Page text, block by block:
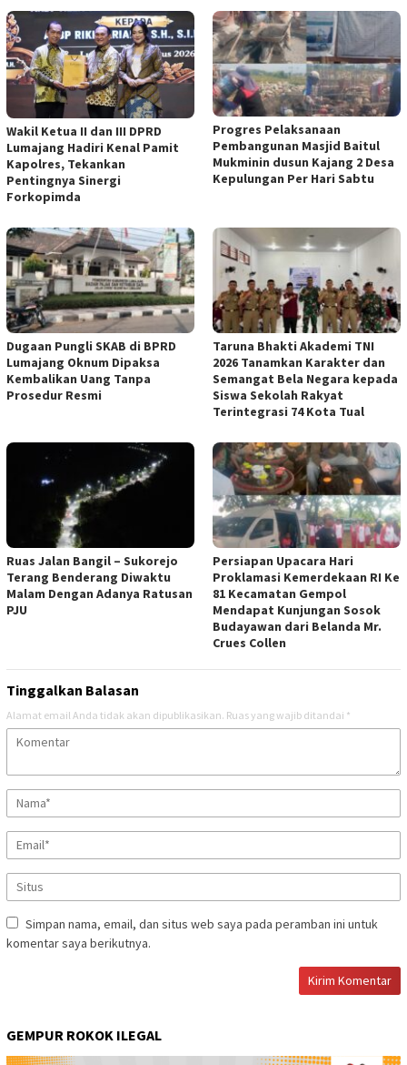
Wakil Ketua II dan III DPRD
Lumajang Hadiri Kenal Pamit
Kapolres, Tekankan
Pentingnya Sinergi
Forkopimda
Progres Pelaksanaan
Pembangunan Masjid Baitul
Mukminin dusun Kajang 2 Desa
Kepulungan Per Hari Sabtu
Dugaan Pungli SKAB di BPRD
Lumajang Oknum Dipaksa
Kembalikan Uang Tanpa
Prosedur Resmi
Taruna Bhakti Akademi TNI
2026 Tanamkan Karakter dan
Semangat Bela Negara kepada
Siswa Sekolah Rakyat
Terintegrasi 74 Kota Tual
Ruas Jalan Bangil – Sukorejo
Terang Benderang Diwaktu
Malam Dengan Adanya Ratusan
PJU
Persiapan Upacara Hari
Proklamasi Kemerdekaan RI Ke
81 Kecamatan Gempol
Mendapat Kunjungan Sosok
Budayawan dari Belanda Mr.
Crues Collen
Tinggalkan Balasan
Alamat email Anda tidak akan dipublikasikan. Ruas yang wajib ditandai *
Simpan nama, email, dan situs web saya pada peramban ini untuk
komentar saya berikutnya.
GEMPUR ROKOK ILEGAL